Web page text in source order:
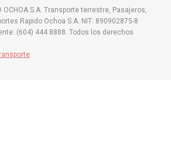
OCHOA S.A. Transporte terrestre, Pasajeros,
Rapido Ochoa S.A. NIT: 890902875-8
(604) 444 8888. Todos los derechos